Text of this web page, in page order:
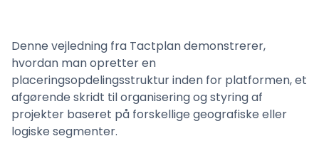
Denne vejledning fra Tactplan demonstrerer,
hvordan man opretter en
placeringsopdelingsstruktur inden for platformen, et
afgørende skridt til organisering og styring af
projekter baseret på forskellige geografiske eller
logiske segmenter.